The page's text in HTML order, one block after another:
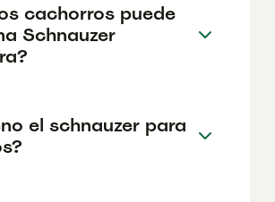
cachorros puede
Schnauzer
el schnauzer para